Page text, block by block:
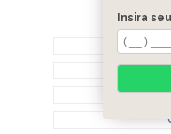
Insira